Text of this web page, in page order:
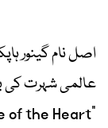
عالمی شہرت کی